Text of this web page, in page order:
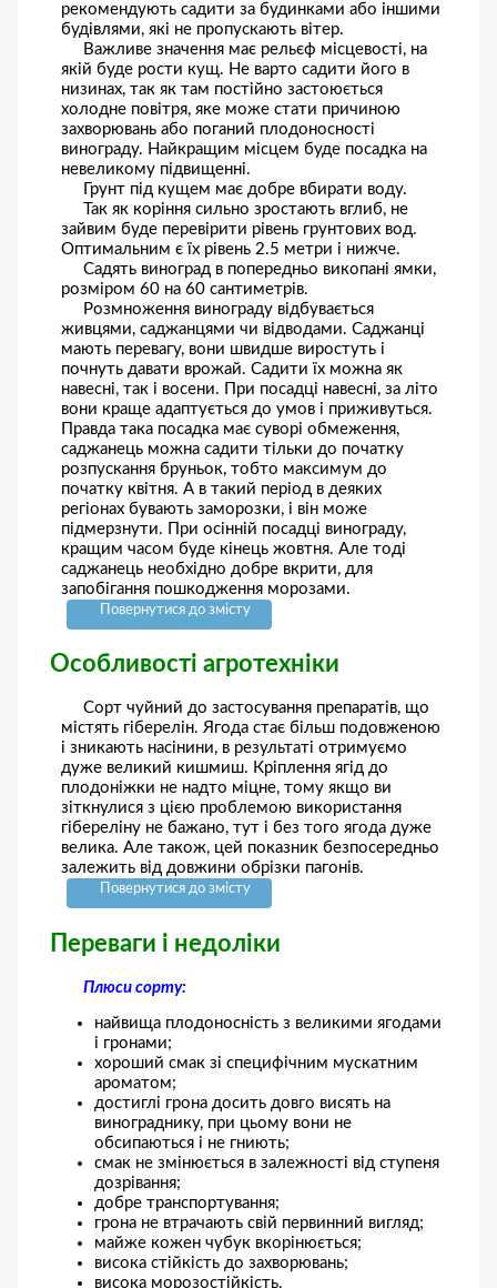
рекомендують садити за будинками або іншими
будівлями, які не пропускають вітер.
Важливе значення має рельєф місцевості, на
якій буде рости кущ. Не варто садити його в
низинах, так як там постійно застоюється
холодне повітря, яке може стати причиною
захворювань або поганий плодоносності
винограду. Найкращим місцем буде посадка на
невеликому підвищенні.
Грунт під кущем має добре вбирати воду.
Так як коріння сильно зростають вглиб, не
зайвим буде перевірити рівень грунтових вод.
Оптимальним є їх рівень 2.5 метри і нижче.
Садять виноград в попередньо викопані ямки,
розміром 60 на 60 сантиметрів.
Розмноження винограду відбувається
живцями, саджанцями чи відводами. Саджанці
мають перевагу, вони швидше виростуть і
почнуть давати врожай. Садити їх можна як
навесні, так і восени. При посадці навесні, за літо
вони краще адаптується до умов і приживуться.
Правда така посадка має суворі обмеження,
саджанець можна садити тільки до початку
розпускання бруньок, тобто максимум до
початку квітня. А в такий період в деяких
регіонах бувають заморозки, і він може
підмерзнути. При осінній посадці винограду,
кращим часом буде кінець жовтня. Але тоді
саджанець необхідно добре вкрити, для
запобігання пошкодження морозами.
Повернутися до змісту
Особливості агротехніки
Сорт чуйний до застосування препаратів, що
містять гіберелін. Ягода стає більш подовженою
і зникають насінини, в результаті отримуємо
дуже великий кишмиш. Кріплення ягід до
плодоніжки не надто міцне, тому якщо ви
зіткнулися з цією проблемою використання
гібереліну не бажано, тут і без того ягода дуже
велика. Але також, цей показник безпосередньо
залежить від довжини обрізки пагонів.
Повернутися до змісту
Переваги і недоліки
Плюси сорту:
найвища плодоносність з великими ягодами
і гронами;
хороший смак зі специфічним мускатним
ароматом;
достиглі грона досить довго висять на
винограднику, при цьому вони не
обсипаються і не гниють;
смак не змінюється в залежності від ступеня
дозрівання;
добре транспортування;
грона не втрачають свій первинний вигляд;
майже кожен чубук вкорінюється;
висока стійкість до захворювань;
висока морозостійкість.